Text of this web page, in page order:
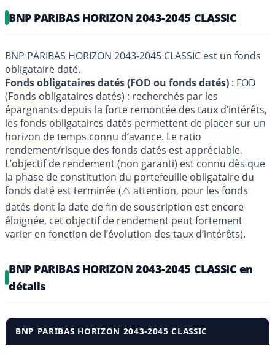
BNP PARIBAS HORIZON 2043-2045 CLASSIC
BNP PARIBAS HORIZON 2043-2045 CLASSIC est un fonds
obligataire daté.
Fonds obligataires datés (FOD ou fonds datés) : FOD
(Fonds obligataires datés) : recherchés par les
épargnants depuis la forte remontée des taux d’intérêts,
les fonds obligataires datés permettent de placer sur un
horizon de temps connu d’avance. Le ratio
rendement/risque des fonds datés est appréciable.
L’objectif de rendement (non garanti) est connu dès que
la phase de constitution du portefeuille obligataire du
fonds daté est terminée (⚠️ attention, pour les fonds
datés dont la date de fin de souscription est encore
éloignée, cet objectif de rendement peut fortement
varier en fonction de l’évolution des taux d’intérêts).
BNP PARIBAS HORIZON 2043-2045 CLASSIC en
détails
BNP PARIBAS HORIZON 2043-2045 CLASSIC